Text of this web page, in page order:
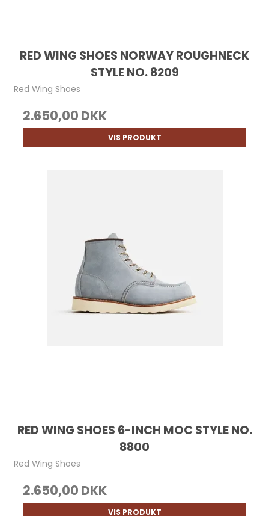
RED WING SHOES NORWAY ROUGHNECK
STYLE NO. 8209
Red Wing Shoes
2.650,00 DKK
VIS PRODUKT
RED WING SHOES 6-INCH MOC STYLE NO.
8800
Red Wing Shoes
2.650,00 DKK
VIS PRODUKT